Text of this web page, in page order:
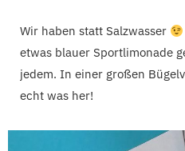
Wir haben statt Salzwasser
etwas blauer Sportlimonade
jedem. In einer großen
echt was her!